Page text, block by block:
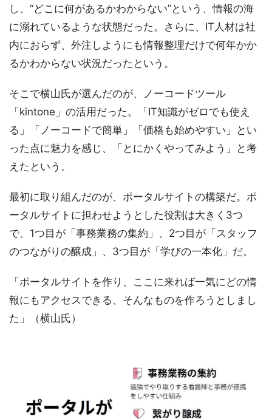
し、“どこに何があるかわからない”という、情報の海
に溺れているような状態だった。さらに、IT人材は社
内におらず、外注しようにも情報整理だけで何年かか
るかわからない状況だったという。
そこで横山氏が選んだのが、ノーコードツール
「kintone」の活用だった。「IT知識がゼロでも使え
る」「ノーコードで簡単」「価格も始めやすい」とい
った点に魅力を感じ、「とにかくやってみよう」と考
えたという。
最初に取り組んだのが、ポータルサイトの構築だ。ポ
ータルサイトに担わせようとした役割は大きく3つ
で、1つ目が「事務業務の集約」、2つ目が「スタッフ
のつながりの醸成」、3つ目が「学びの一本化」だ。
「ポータルサイトを作り、ここに来れば一気にどの情
報にもアクセスできる、そんなものを作ろうとしまし
た」（横山氏）